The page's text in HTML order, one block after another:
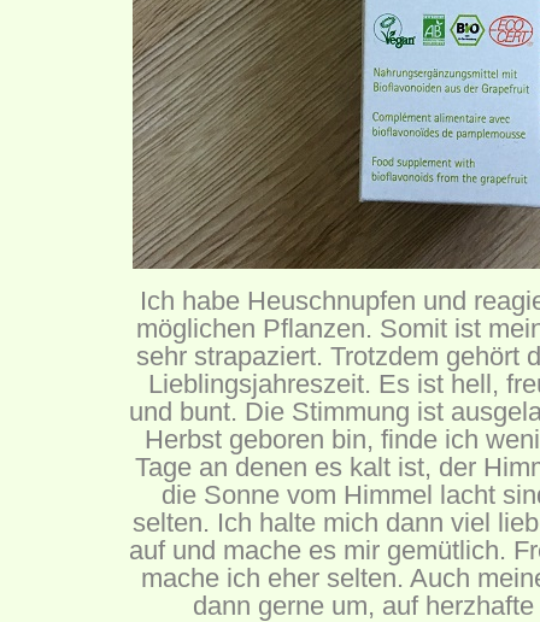
Ich habe Heuschnupfen und
möglichen Pflanzen. Somit ist
sehr strapaziert. Trotzdem gehört
Lieblingsjahreszeit. Es ist hell,
und bunt. Die Stimmung ist
Herbst geboren bin, finde ich
Tage an denen es kalt ist, der
die Sonne vom Himmel lacht
selten. Ich halte mich dann viel
auf und mache es mir gemütlich.
mache ich eher selten. Auch
dann gerne um, auf